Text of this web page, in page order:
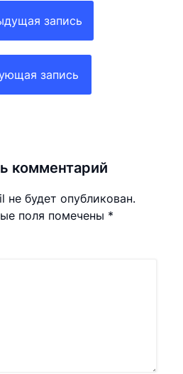
запись
запись
комментарий
не будет опубликован.
поля помечены *